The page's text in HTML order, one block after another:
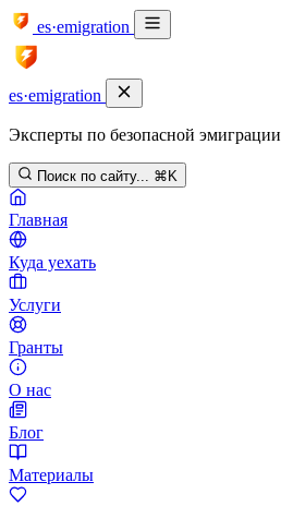
es·emigration
es·emigration
Эксперты по безопасной эмиграции
Поиск по сайту... ⌘K
Главная
Куда уехать
Услуги
Гранты
О нас
Блог
Материалы